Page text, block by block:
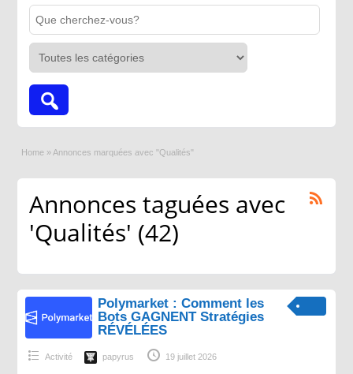
Home » Annonces marquées avec "Qualités"
Annonces taguées avec
'Qualités' (42)
Polymarket : Comment les
Bots GAGNENT Stratégies
RÉVÉLÉES
Activité papyrus 19 juillet 2026